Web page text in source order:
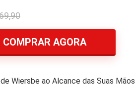
COMPRAR AGORA
Wiersbe ao Alcance das Suas Mãos